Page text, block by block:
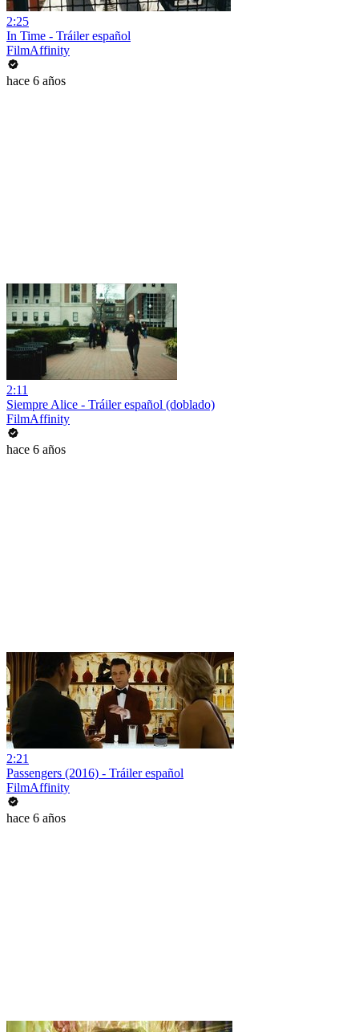
2:25
In Time - Tráiler español
FilmAffinity
hace 6 años
2:11
Siempre Alice - Tráiler español (doblado)
FilmAffinity
hace 6 años
2:21
Passengers (2016) - Tráiler español
FilmAffinity
hace 6 años